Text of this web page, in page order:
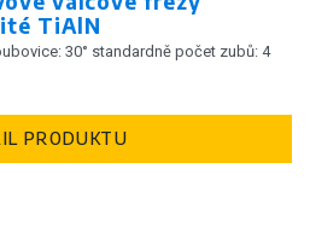
TiAlN
30° standardně počet zubů: 4
PRODUKTU